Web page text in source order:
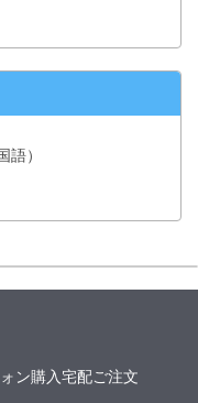
末年始、夏季休暇は除き
報の取得
、本人が容易に認識でき
語）
ン購入宅配ご注文